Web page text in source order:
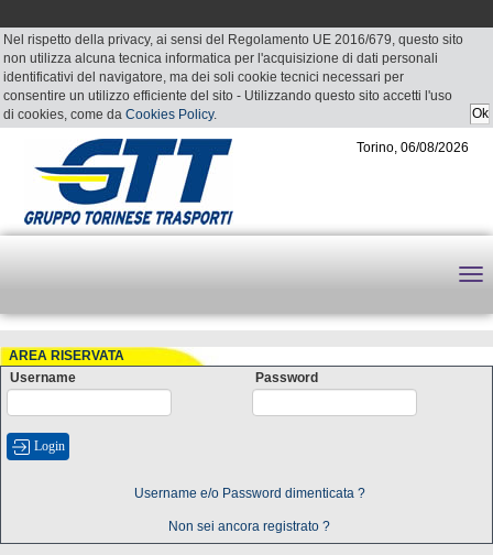
Nel rispetto della privacy, ai sensi del Regolamento UE 2016/679, questo sito
non utilizza alcuna tecnica informatica per l'acquisizione di dati personali
identificativi del navigatore, ma dei soli cookie tecnici necessari per
consentire un utilizzo efficiente del sito - Utilizzando questo sito accetti l'uso
di cookies, come da Cookies Policy.
Torino, 06/08/2026
AREA RISERVATA
Username
Password
Username e/o Password dimenticata ?
Non sei ancora registrato ?